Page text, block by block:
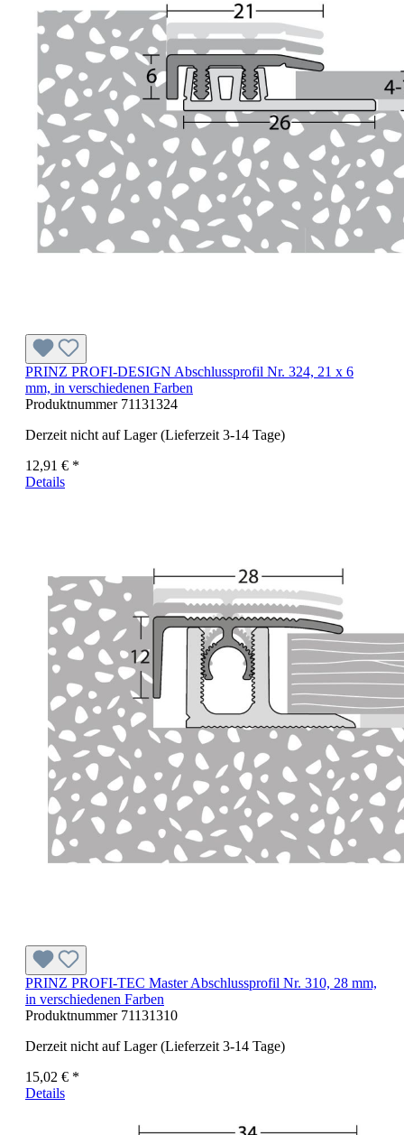
PRINZ PROFI-DESIGN Abschlussprofil Nr. 324, 21 x 6
mm, in verschiedenen Farben
Produktnummer 71131324
Derzeit nicht auf Lager (Lieferzeit 3-14 Tage)
12,91 € *
Details
PRINZ PROFI-TEC Master Abschlussprofil Nr. 310, 28 mm,
in verschiedenen Farben
Produktnummer 71131310
Derzeit nicht auf Lager (Lieferzeit 3-14 Tage)
15,02 € *
Details